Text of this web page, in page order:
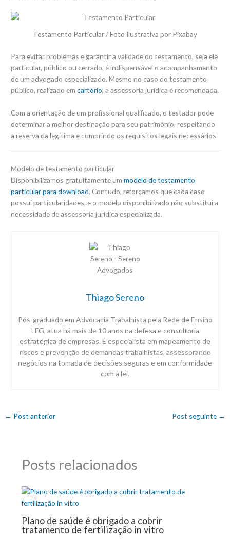
Testamento Particular / Foto Ilustrativa por Pixabay
Para evitar problemas e garantir a validade do testamento, seja ele
particular, público ou cerrado, é indispensável o acompanhamento
de um advogado especializado. Mesmo no caso do testamento
público, realizado emcartório, a assessoria jurídica é recomendada.
Com a orientação de um profissional qualificado, o testador pode
determinar a melhor destinação para seu patrimônio, respeitando
a reserva da legítima e cumprindo os requisitos legais necessários.
Modelo de testamento particular
Disponibilizamos gratuitamente ummodelo de testamento
particular para download. Contudo, reforçamos que cada caso
possui particularidades, e o modelo disponibilizado não substitui a
necessidade de assessoria jurídica especializada.
Thiago Sereno
Pós-graduado em Advocacia Trabalhista pela Rede de Ensino
LFG, atua há mais de 10 anos na defesa e consultoria
estratégica de empresas. É especialista em mapeamento de
riscos e prevenção de demandas trabalhistas, assessorando
negócios na tomada de decisões seguras e em conformidade
com a lei.
← Post anterior Post seguinte →
Posts relacionados
Plano de saúde é obrigado a cobrir
tratamento de fertilização in vitro